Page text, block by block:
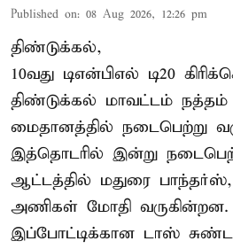
Published on: 08 Aug 2026, 12:26 pm
திண்டுக்கல்,
10வது டிஎன்பிஎல் டி20
திண்டுக்கல் மாவட்டம் நத்தம்
மைதானத்தில் நடைபெற்று
இத்தொடரில் இன்று
ஆட்டத்தில் மதுரை
அணிகள் மோதி வருகின்றன.
இப்போட்டிக்கான டாஸ்